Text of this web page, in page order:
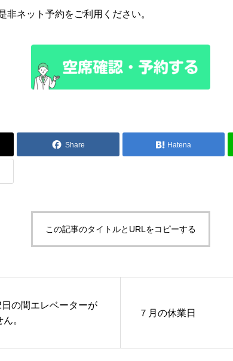
非ネット予約をご利用ください。
Share Hatena
この記事のタイトルとURLをコピーする
の間エレベーターが
。
７月の休業日